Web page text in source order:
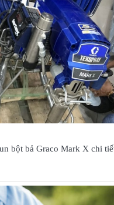
bột bả Graco Mark X chi